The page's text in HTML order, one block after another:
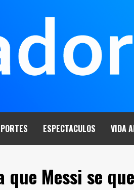
ESPECTACULOS VIDA
Messi se